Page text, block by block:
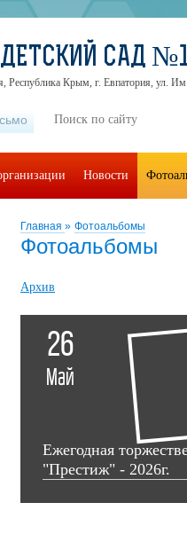
Главная » Фотоальбомы
Фотоальбомы
Архив
26
Май
Ежегодная
"Престиж" - 2026г.
САД
Республика Крым, г. Евпатория, ул.
Новости